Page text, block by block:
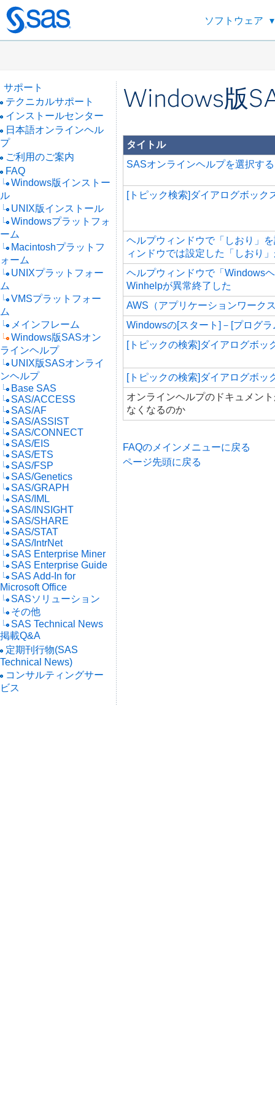
Skip
to
ソフトウェア
サポート
テクニカルサポート
インストールセンター
日本語オンラインヘル
プ
ご利用のご案内
FAQ
Windows版インストー
ル
UNIX版インストール
Windowsプラットフォ
ーム
Macintoshプラットフ
ォーム
UNIXプラットフォー
ム
VMSプラットフォー
ム
メインフレーム
Windows版SASオン
ラインヘルプ
UNIX版SASオンライ
ンヘルプ
Base SAS
SAS/ACCESS
SAS/AF
SAS/ASSIST
SAS/CONNECT
SAS/EIS
SAS/ETS
SAS/FSP
SAS/Genetics
SAS/GRAPH
SAS/IML
SAS/INSIGHT
SAS/SHARE
SAS/STAT
SAS/IntrNet
SAS Enterprise Miner
SAS Enterprise Guide
SAS Add-In for
Microsoft Office
SASソリューション
その他
SAS Technical News
掲載Q&A
定期刊行物(SAS
Technical News)
コンサルティングサー
ビス
Windows版
タイトル
SASオンラインヘルプを選択す
[トピック検索]ダイアログボック
ヘルプウィンドウで「しおり」
ィンドウでは設定した「しおり
ヘルプウィンドウで「Windows
Winhelpが異常終了した
AWS（アプリケーションワーク
Windowsの[スタート]－[プログ
[トピックの検索]ダイアログボッ
[トピックの検索]ダイアログボッ
オンラインヘルプのドキュメン
なくなるのか
FAQのメインメニューに戻る
ページ先頭に戻る